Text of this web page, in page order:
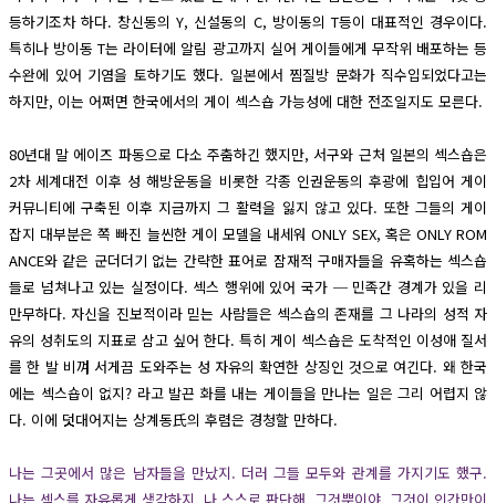
등하기조차 하다. 창신동의 Y, 신설동의 C, 방이동의 T등이 대표적인 경우이다.
특히나 방이동 T는 라이터에 알림 광고까지 실어 게이들에게 무작위 배포하는 등
수완에 있어 기염을 토하기도 했다. 일본에서 찜질방 문화가 직수입되었다고는
하지만, 이는 어쩌면 한국에서의 게이 섹스숍 가능성에 대한 전조일지도 모른다.
80년대 말 에이즈 파동으로 다소 주춤하긴 했지만, 서구와 근처 일본의 섹스숍은
2차 세계대전 이후 성 해방운동을 비롯한 각종 인권운동의 후광에 힙입어 게이
커뮤니티에 구축된 이후 지금까지 그 활력을 잃지 않고 있다. 또한 그들의 게이
잡지 대부분은 쪽 빠진 늘씬한 게이 모델을 내세워 ONLY SEX, 혹은 ONLY ROM
ANCE와 같은 군더더기 없는 간략한 표어로 잠재적 구매자들을 유혹하는 섹스숍
들로 넘쳐나고 있는 실정이다. 섹스 행위에 있어 국가 ─ 민족간 경계가 있을 리
만무하다. 자신을 진보적이라 믿는 사람들은 섹스숍의 존재를 그 나라의 성적 자
유의 성취도의 지표로 삼고 싶어 한다. 특히 게이 섹스숍은 도착적인 이성애 질서
를 한 발 비껴 서게끔 도와주는 성 자유의 확연한 상징인 것으로 여긴다. 왜 한국
에는 섹스숍이 없지? 라고 발끈 화를 내는 게이들을 만나는 일은 그리 어렵지 않
다. 이에 덧대어지는 상계동氏의 후렴은 경청할 만하다.
나는 그곳에서 많은 남자들을 만났지. 더러 그들 모두와 관계를 가지기도 했구.